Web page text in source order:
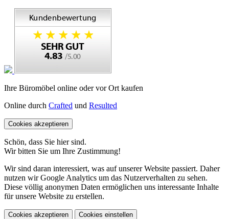
Ihre Büromöbel online oder vor Ort kaufen
Online durch Crafted und Resulted
Cookies akzeptieren
Schön, dass Sie hier sind.
Wir bitten Sie um Ihre Zustimmung!
Wir sind daran interessiert, was auf unserer Website passiert. Daher
nutzen wir Google Analytics um das Nutzerverhalten zu sehen.
Diese völlig anonymen Daten ermöglichen uns interessante Inhalte
für unsere Website zu erstellen.
Cookies akzeptieren Cookies einstellen